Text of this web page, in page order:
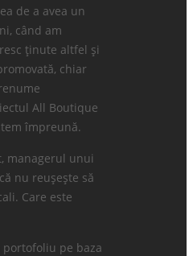
de a avea un
când am
ținute altfel și
chiar
All Boutique
împreună.
managerul unui
nu reușește să
Care este
pe baza